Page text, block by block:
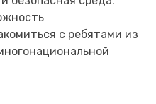
с ребятами из